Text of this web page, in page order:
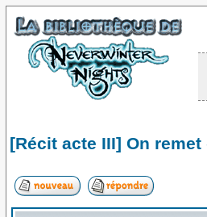
[Récit acte III] On remet